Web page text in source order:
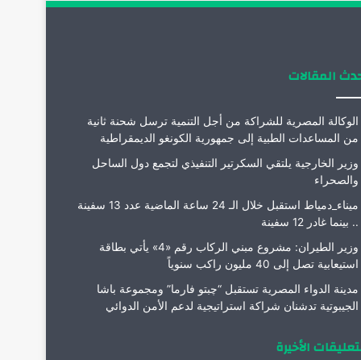
المقالات
الوكالة المصرية للشراكة من أجل التنمية ترسل شحنة ثانية
من المساعدات الطبية إلى جمهورية الكونغو الديمقراطية
وزير الخارجية يلتقي السكرتير التنفيذي لتجمع دول الساحل
والصحراء
ميناء_دمياط استقبل خلال الـ 24 ساعة الماضية عدد 13 سفينة
.. بينما غادر 12 سفينة
وزير الطيران: مشروع مبني الركاب رقم «4» يأتي بطاقة
استيعابية تصل إلى 40 مليون راكب سنوياً
مدينة الدواء المصرية تستقبل “چبتو فارما” ومجموعة باشا
الجيبوتية تدشنان شراكة استراتيجية لدعم الأمن الدوائي
الأخيرة